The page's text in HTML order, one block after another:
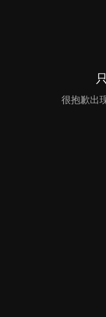
很抱歉出